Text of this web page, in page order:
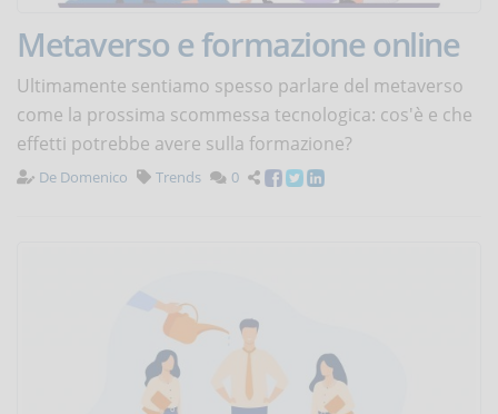
Metaverso e formazione online
Ultimamente sentiamo spesso parlare del metaverso
come la prossima scommessa tecnologica: cos'è e che
effetti potrebbe avere sulla formazione?
De Domenico Trends 0